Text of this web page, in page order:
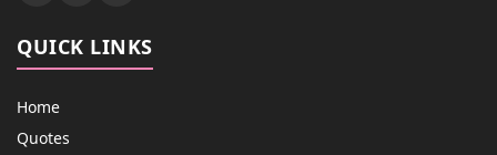
QUICK LINKS
Home
Quotes